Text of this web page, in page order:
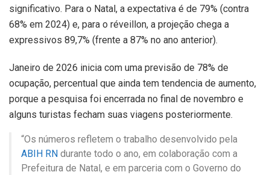
significativo. Para o Natal, a expectativa é de 79% (contra
68% em 2024) e, para o réveillon, a projeção chega a
expressivos 89,7% (frente a 87% no ano anterior).
Janeiro de 2026 inicia com uma previsão de 78% de
ocupação, percentual que ainda tem tendencia de aumento,
porque a pesquisa foi encerrada no final de novembro e
alguns turistas fecham suas viagens posteriormente.
“Os números refletem o trabalho desenvolvido pela
ABIH RN durante todo o ano, em colaboração com a
Prefeitura de Natal, e em parceria com o Governo do